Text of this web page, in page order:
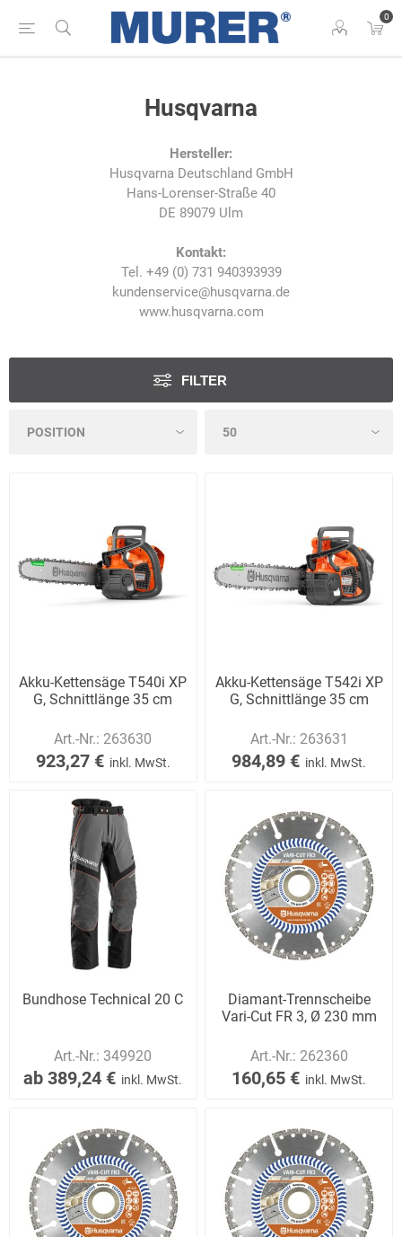
0
Husqvarna
Hersteller:
Husqvarna Deutschland GmbH
Hans-Lorenser-Straße 40
DE 89079 Ulm
Kontakt:
Tel. +49 (0) 731 940393939
kundenservice@husqvarna.de
www.husqvarna.com
FILTER
Akku-Kettensäge T540i XP
G, Schnittlänge 35 cm
Art.-Nr.: 263630
923,27 € inkl. MwSt.
Akku-Kettensäge T542i XP
G, Schnittlänge 35 cm
Art.-Nr.: 263631
984,89 € inkl. MwSt.
Bundhose Technical 20 C
Art.-Nr.: 349920
ab 389,24 € inkl. MwSt.
Diamant-Trennscheibe
Vari-Cut FR 3, Ø 230 mm
Art.-Nr.: 262360
160,65 € inkl. MwSt.